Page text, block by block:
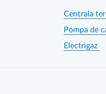
Centrala
Pompa de
Electrigaz